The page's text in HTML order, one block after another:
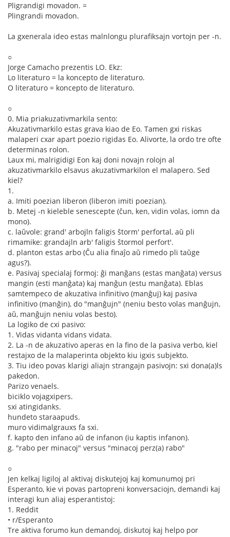
Pligrandigi movadon. =
Plingrandi movadon.
La gxenerala ideo estas malnlongu plurafiksajn vortojn per -n.
○
Jorge Camacho prezentis LO. Ekz:
Lo literaturo = la koncepto de literaturo.
O literaturo = koncepto de literaturo.
○
0. Mia priakuzativmarkila sento:
Akuzativmarkilo estas grava kiao de Eo. Tamen gxi riskas
malaperi cxar apart poezio rigidas Eo. Alivorte, la ordo tre ofte
determinas rolon.
Laux mi, malrigidigi Eon kaj doni novajn rolojn al
akuzativmarkilo elsavus akuzativmarkilon el malapero. Sed
kiel?
1.
a. Imiti poezian liberon (liberon imiti poezian).
b. Metej -n kieleble senescepte (ĉun, ken, vidin volas, iomn da
mono).
c. laŭvole: grand' arbojln faligis ŝtorm' perfortal, aŭ pli
rimamike: grandajln arb' faligis ŝtormol perfort'.
d. planton estas arbo (Ĉu alia finaĵo aŭ rimedo pli taŭge
agus?).
e. Pasivaj specialaj formoj: ĝi manĝans (estas manĝata) versus
mangin (esti manĝata) kaj manĝun (estu manĝata). Eblas
samtempeco de akuzativa infinitivo (manĝuj) kaj pasiva
infinitivo (manĝin), do "manĝujn" (neniu besto volas manĝujn,
aŭ, manĝujn neniu volas besto).
La logiko de cxi pasivo:
1. Vidas vidanta vidans vidata.
2. La -n de akuzativo aperas en la fino de la pasiva verbo, kiel
restajxo de la malaperinta objekto kiu igxis subjekto.
3. Tiu ideo povas klarigi aliajn strangajn pasivojn: sxi dona(a)ls
pakedon.
Parizo venaels.
biciklo vojagxipers.
sxi atingidanks.
hundeto staraapuds.
muro vidimalgrauxs fa sxi.
f. kapto den infano aŭ de infanon (iu kaptis infanon).
g. "rabo per minacoj" versus "minacoj perz(a) rabo"
○
Jen kelkaj ligiloj al aktivaj diskutejoj kaj komunumoj pri
Esperanto, kie vi povas partopreni konversaciojn, demandi kaj
interagi kun aliaj esperantistoj:
1. Reddit
• r/Esperanto
Tre aktiva forumo kun demandoj, diskutoj kaj helpo por